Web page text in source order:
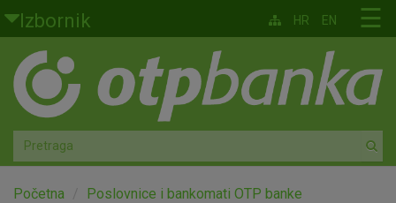
Skoči na glavni sadržaj
Izbornik
Građani
Privatno bankarstvo
Agro
Mala poduzeća i obrtnici
☰
HR EN
Početna
Poslovnice i bankomati OTP banke